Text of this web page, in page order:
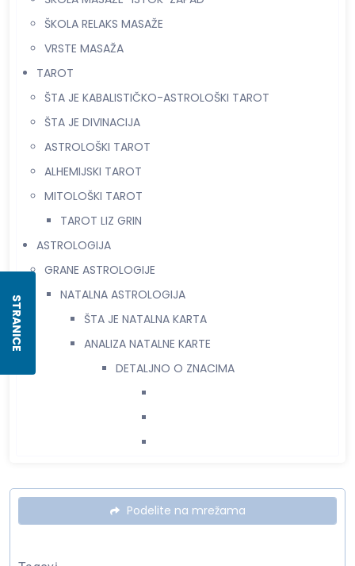
ŠKOLA RELAKS MASAŽE
VRSTE MASAŽA
TAROT
ŠTA JE KABALISTIČKO-ASTROLOŠKI TAROT
ŠTA JE DIVINACIJA
ASTROLOŠKI TAROT
ALHEMIJSKI TAROT
MITOLOŠKI TAROT
TAROT LIZ GRIN
ASTROLOGIJA
GRANE ASTROLOGIJE
NATALNA ASTROLOGIJA
ŠTA JE NATALNA KARTA
ANALIZA NATALNE KARTE
DETALJNO O ZNACIMA
DETALJNO O KUĆAMA
Podelite na mrežama
STRANICE